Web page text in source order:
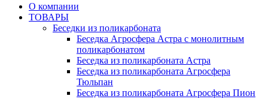
О компании
ТОВАРЫ
Беседки из поликарбоната
Беседка Агросфера Астра с монолитным
поликарбонатом
Беседка из поликарбоната Астра
Беседка из поликарбоната Агросфера
Тюльпан
Беседка из поликарбоната Агросфера Пион